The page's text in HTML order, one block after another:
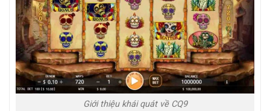
Giới thiệu khái quát về CQ9